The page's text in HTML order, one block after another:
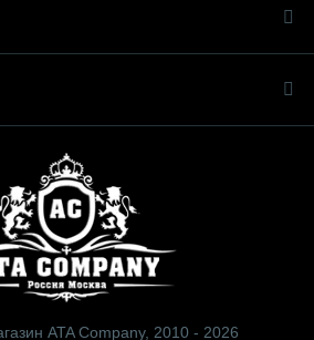
ATA Company, 2010 - 2026